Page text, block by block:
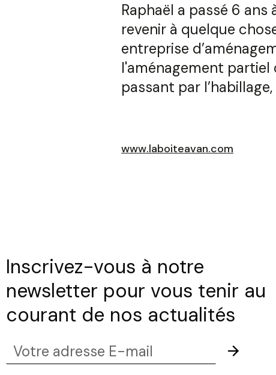
Raphaël a passé 6
revenir à quelque
entreprise
l'aménagement partiel
passant par
www.laboiteavan.com
Inscrivez-vous à notre
newsletter pour vous tenir au
courant de nos actualités
Votre
adresse
Envoyer